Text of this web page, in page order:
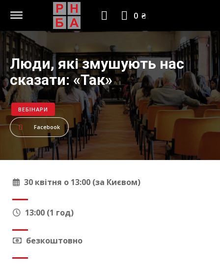
0 ₴
Люди, які змушують нас
сказати: «Так»
ВЕБІНАРИ
Facebook
30 квітня о 13:00 (за Києвом)
13:00 (1 год)
безкоштовно